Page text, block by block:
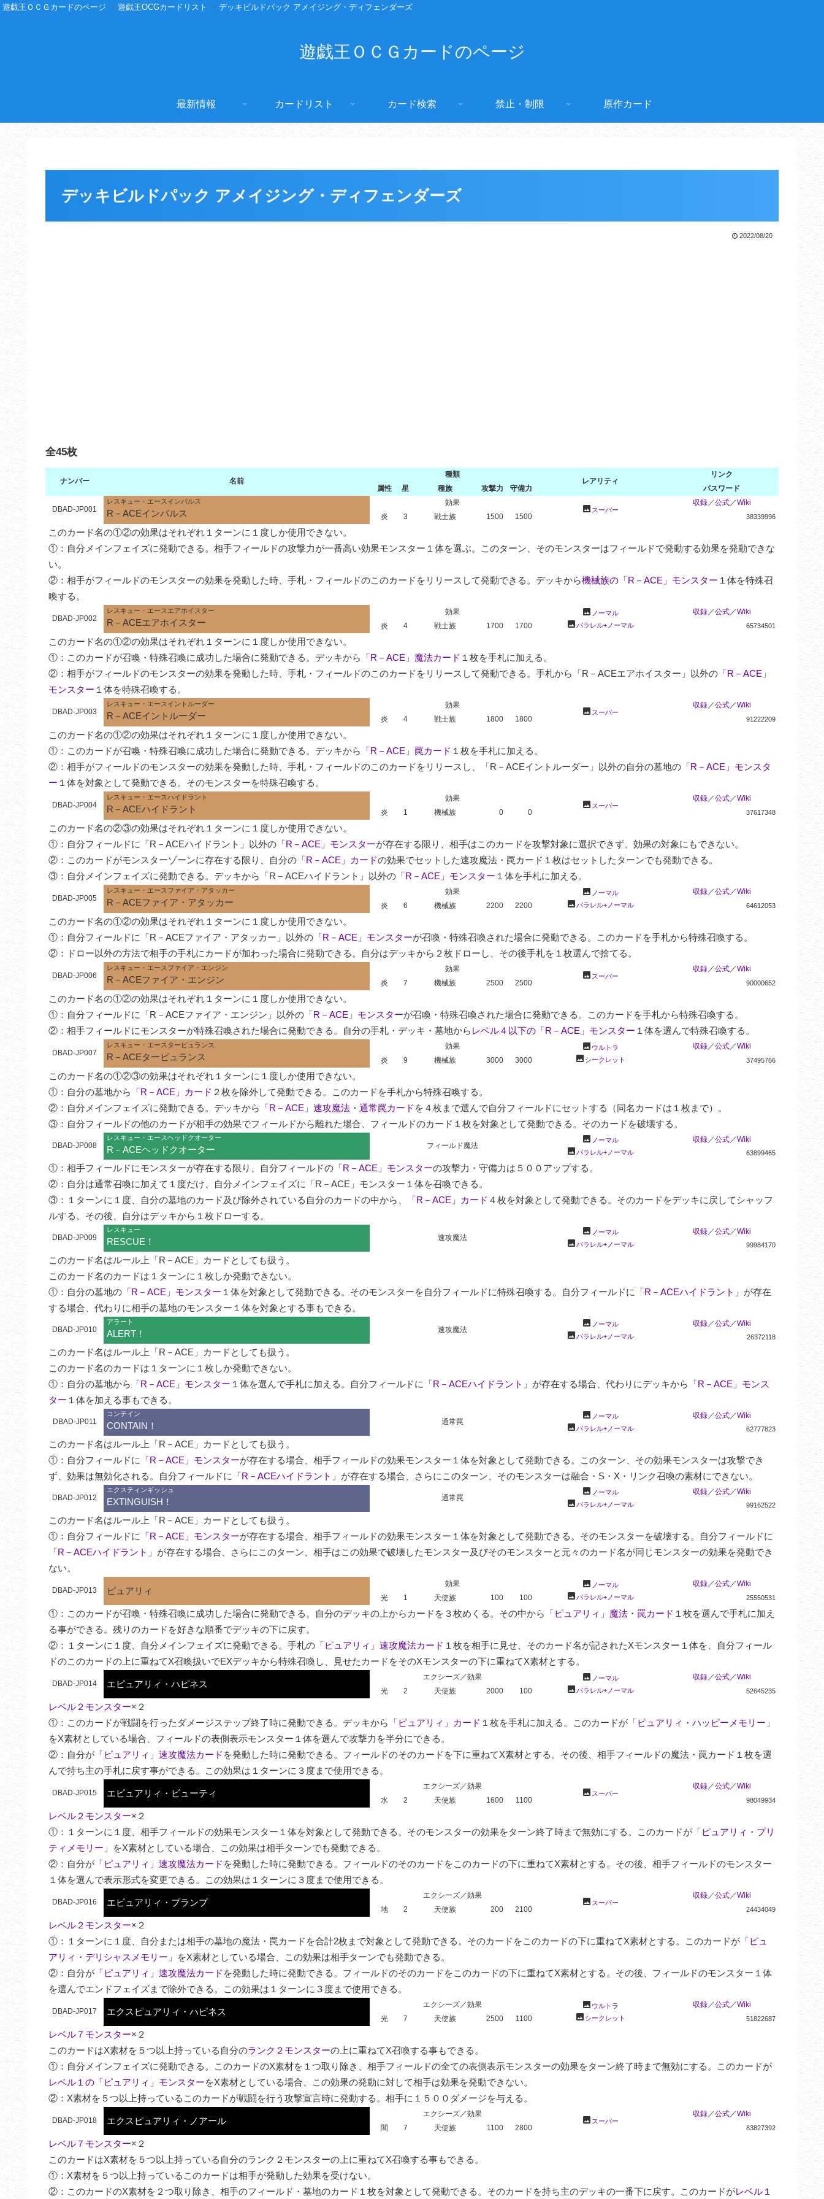
遊戯王ＯＣＧカードのページ 遊戯王OCGカードリスト デッキビルドパック アメイジング・ディフェンダーズ
遊戯王ＯＣＧカードのページ
最新情報 カードリスト カード検索 禁止・制限 原作カード
デッキビルドパック アメイジング・ディフェンダーズ
2022/08/20
全45枚
ナンバー 名前
種類
レアリティ
リンク
属性
星 種族 攻撃力 守備力 パスワード
DBAD-JP001
レスキュー・エースインパルス
R－ACEインパルス
効果
photo スーパー
収録／公式／Wiki
炎
3 戦士族 1500 1500 38339996
このカード名の①②の効果はそれぞれ１ターンに１度しか使用できない。
①：自分メインフェイズに発動できる。相手フィールドの攻撃力が一番高い効果モンスター１体を選ぶ。このターン、そのモンスターはフィールドで発動する効果を発動できな
い。
②：相手がフィールドのモンスターの効果を発動した時、手札・フィールドのこのカードをリリースして発動できる。デッキから機械族の「R－ACE」モンスター １体を特殊召
喚する。
DBAD-JP002
レスキュー・エースエアホイスター
R－ACEエアホイスター
効果 photo ノーマル
photo パラレル+ノーマル
収録／公式／Wiki
炎
4 戦士族 1700 1700 65734501
このカード名の①②の効果はそれぞれ１ターンに１度しか使用できない。
①：このカードが召喚・特殊召喚に成功した場合に発動できる。デッキから
「R－ACE」魔法カード １枚を手札に加える。
②：相手がフィールドのモンスターの効果を発動した時、手札・フィールドのこのカードをリリースして発動できる。手札から「R－ACEエアホイスター」以外の 「R－ACE」
モンスター １体を特殊召喚する。
DBAD-JP003
レスキュー・エースイントルーダー
R－ACEイントルーダー
効果
photo スーパー
収録／公式／Wiki
炎
4 戦士族 1800 1800 91222209
このカード名の①②の効果はそれぞれ１ターンに１度しか使用できない。
①：このカードが召喚・特殊召喚に成功した場合に発動できる。デッキから
「R－ACE」罠カード １枚を手札に加える。
②：相手がフィールドのモンスターの効果を発動した時、手札・フィールドのこのカードをリリースし、「R－ACEイントルーダー」以外の自分の墓地の 「R－ACE」モンスタ
ー １体を対象として発動できる。そのモンスターを特殊召喚する。
DBAD-JP004
レスキュー・エースハイドラント
R－ACEハイドラント
効果
photo スーパー
収録／公式／Wiki
炎
1 機械族 0 0 37617348
このカード名の②③の効果はそれぞれ１ターンに１度しか使用できない。
①：自分フィールドに「R－ACEハイドラント」以外の 「R－ACE」モンスターが存在する限り、相手はこのカードを攻撃対象に選択できず、効果の対象にもできない。
②：このカードがモンスターゾーンに存在する限り、自分の 「R－ACE」カードの効果でセットした速攻魔法・罠カード１枚はセットしたターンでも発動できる。
③：自分メインフェイズに発動できる。デッキから「R－ACEハイドラント」以外の 「R－ACE」モンスター １体を手札に加える。
DBAD-JP005
レスキュー・エースファイア・アタッカー
R－ACEファイア・アタッカー
効果 photo ノーマル
photo パラレル+ノーマル
収録／公式／Wiki
炎
6 機械族 2200 2200 64612053
このカード名の①②の効果はそれぞれ１ターンに１度しか使用できない。
①：自分フィールドに「R－ACEファイア・アタッカー」以外の 「R－ACE」モンスターが召喚・特殊召喚された場合に発動できる。このカードを手札から特殊召喚する。
②：ドロー以外の方法で相手の手札にカードが加わった場合に発動できる。自分はデッキから２枚ドローし、その後手札を１枚選んで捨てる。
DBAD-JP006
レスキュー・エースファイア・エンジン
R－ACEファイア・エンジン
効果
photo スーパー
収録／公式／Wiki
炎
7 機械族 2500 2500 90000652
このカード名の①②の効果はそれぞれ１ターンに１度しか使用できない。
①：自分フィールドに「R－ACEファイア・エンジン」以外の 「R－ACE」モンスターが召喚・特殊召喚された場合に発動できる。このカードを手札から特殊召喚する。
②：相手フィールドにモンスターが特殊召喚された場合に発動できる。自分の手札・デッキ・墓地から レベル４以下の「R－ACE」モンスター １体を選んで特殊召喚する。
DBAD-JP007
レスキュー・エースタービュランス
R－ACEタービュランス
効果 photo ウルトラ
photo シークレット
収録／公式／Wiki
炎
9 機械族 3000 3000 37495766
このカード名の①②③の効果はそれぞれ１ターンに１度しか使用できない。
①：自分の墓地から
「R－ACE」カード ２枚を除外して発動できる。このカードを手札から特殊召喚する。
②：自分メインフェイズに発動できる。デッキから
「R－ACE」速攻魔法・通常罠カード を４枚まで選んで自分フィールドにセットする（同名カードは１枚まで）。
③：自分フィールドの他のカードが相手の効果でフィールドから離れた場合、フィールドのカード１枚を対象として発動できる。そのカードを破壊する。
DBAD-JP008
レスキュー・エースヘッドクオーター
R－ACEヘッドクオーター フィールド魔法
photo ノーマル
photo パラレル+ノーマル
収録／公式／Wiki
63899465
①：相手フィールドにモンスターが存在する限り、自分フィールドの 「R－ACE」モンスターの攻撃力・守備力は５００アップする。
②：自分は通常召喚に加えて１度だけ、自分メインフェイズに「R－ACE」モンスター１体を召喚できる。
③：１ターンに１度、自分の墓地のカード及び除外されている自分のカードの中から、
「R－ACE」カード ４枚を対象として発動できる。そのカードをデッキに戻してシャッフ
ルする。その後、自分はデッキから１枚ドローする。
DBAD-JP009
レスキュー
RESCUE！ 速攻魔法
photo ノーマル
photo パラレル+ノーマル
収録／公式／Wiki
99984170
このカード名はルール上「R－ACE」カードとしても扱う。
このカード名のカードは１ターンに１枚しか発動できない。
①：自分の墓地の 「R－ACE」モンスター １体を対象として発動できる。そのモンスターを自分フィールドに特殊召喚する。自分フィールドに「 R－ACEハイドラント 」が存在
する場合、代わりに相手の墓地のモンスター１体を対象とする事もできる。
DBAD-JP010
アラート
ALERT！ 速攻魔法
photo ノーマル
photo パラレル+ノーマル
収録／公式／Wiki
26372118
このカード名はルール上「R－ACE」カードとしても扱う。
このカード名のカードは１ターンに１枚しか発動できない。
①：自分の墓地から
「R－ACE」モンスター １体を選んで手札に加える。自分フィールドに「 R－ACEハイドラント 」が存在する場合、代わりにデッキから
「R－ACE」モンス
ター １体を加える事もできる。
DBAD-JP011
コンテイン
CONTAIN！ 通常罠
photo ノーマル
photo パラレル+ノーマル
収録／公式／Wiki
62777823
このカード名はルール上「R－ACE」カードとしても扱う。
①：自分フィールドに
「R－ACE」モンスターが存在する場合、相手フィールドの効果モンスター１体を対象として発動できる。このターン、その効果モンスターは攻撃でき
ず、効果は無効化される。自分フィールドに「 R－ACEハイドラント 」が存在する場合、さらにこのターン、そのモンスターは融合・S・X・リンク召喚の素材にできない。
DBAD-JP012
エクスティンギッシュ
EXTINGUISH！ 通常罠
photo ノーマル
photo パラレル+ノーマル
収録／公式／Wiki
99162522
このカード名はルール上「R－ACE」カードとしても扱う。
①：自分フィールドに
「R－ACE」モンスターが存在する場合、相手フィールドの効果モンスター１体を対象として発動できる。そのモンスターを破壊する。自分フィールドに
「 R－ACEハイドラント 」が存在する場合、さらにこのターン、相手はこの効果で破壊したモンスター及びそのモンスターと元々のカード名が同じモンスターの効果を発動でき
ない。
DBAD-JP013 ピュアリィ
効果 photo ノーマル
photo パラレル+ノーマル
収録／公式／Wiki
光
1 天使族 100 100 25550531
①：このカードが召喚・特殊召喚に成功した場合に発動できる。自分のデッキの上からカードを３枚めくる。その中から 「ピュアリィ」魔法・罠カード １枚を選んで手札に加え
る事ができる。残りのカードを好きな順番でデッキの下に戻す。
②：１ターンに１度、自分メインフェイズに発動できる。手札の 「ピュアリィ」速攻魔法カード １枚を相手に見せ、そのカード名が記されたXモンスター１体を、自分フィール
ドのこのカードの上に重ねてX召喚扱いでEXデッキから特殊召喚し、見せたカードをそのXモンスターの下に重ねてX素材とする。
DBAD-JP014 エピュアリィ・ハピネス
エクシーズ／効果 photo ノーマル
photo パラレル+ノーマル
収録／公式／Wiki
光
2 天使族 2000 100 52645235
レベル２モンスター×２
①：このカードが戦闘を行ったダメージステップ終了時に発動できる。デッキから
「ピュアリィ」カード １枚を手札に加える。このカードが「 ピュアリィ・ハッピーメモリー 」
をX素材としている場合、フィールドの表側表示モンスター１体を選んで攻撃力を半分にできる。
②：自分が 「ピュアリィ」速攻魔法カード を発動した時に発動できる。フィールドのそのカードを下に重ねてX素材とする。その後、相手フィールドの魔法・罠カード１枚を選
んで持ち主の手札に戻す事ができる。この効果は１ターンに３度まで使用できる。
DBAD-JP015 エピュアリィ・ビューティ
エクシーズ／効果
photo スーパー
収録／公式／Wiki
水
2 天使族 1600 1100 98049934
レベル２モンスター×２
①：１ターンに１度、相手フィールドの効果モンスター１体を対象として発動できる。そのモンスターの効果をターン終了時まで無効にする。このカードが「 ピュアリィ・プリ
ティメモリー 」をX素材としている場合、この効果は相手ターンでも発動できる。
②：自分が 「ピュアリィ」速攻魔法カード を発動した時に発動できる。フィールドのそのカードをこのカードの下に重ねてX素材とする。その後、相手フィールドのモンスター
１体を選んで表示形式を変更できる。この効果は１ターンに３度まで使用できる。
DBAD-JP016 エピュアリィ・プランプ
エクシーズ／効果
photo スーパー
収録／公式／Wiki
地
2 天使族 200 2100 24434049
レベル２モンスター×２
①：１ターンに１度、自分または相手の墓地の魔法・罠カードを合計2枚まで対象として発動できる。そのカードをこのカードの下に重ねてX素材とする。このカードが「 ピュ
アリィ・デリシャスメモリー 」をX素材としている場合、この効果は相手ターンでも発動できる。
②：自分が 「ピュアリィ」速攻魔法カード を発動した時に発動できる。フィールドのそのカードをこのカードの下に重ねてX素材とする。その後、フィールドのモンスター１体
を選んでエンドフェイズまで除外できる。この効果は１ターンに３度まで使用できる。
DBAD-JP017 エクスピュアリィ・ハピネス
エクシーズ／効果 photo ウルトラ
photo シークレット
収録／公式／Wiki
光
7 天使族 2500 1100 51822687
レベル７モンスター×２
このカードはX素材を５つ以上持っている自分のランク２モンスターの上に重ねてX召喚する事もできる。
①：自分メインフェイズに発動できる。このカードのX素材を１つ取り除き、相手フィールドの全ての表側表示モンスターの効果をターン終了時まで無効にする。このカードが
レベル１の「ピュアリィ」モンスターをX素材としている場合、この効果の発動に対して相手は効果を発動できない。
②：X素材を５つ以上持っているこのカードが戦闘を行う攻撃宣言時に発動する。相手に１５００ダメージを与える。
DBAD-JP018 エクスピュアリィ・ノアール
エクシーズ／効果
photo スーパー
収録／公式／Wiki
闇
7 天使族 1100 2800 83827392
レベル７モンスター×２
このカードはX素材を５つ以上持っている自分のランク２モンスターの上に重ねてX召喚する事もできる。
①：X素材を５つ以上持っているこのカードは相手が発動した効果を受けない。
②：このカードのX素材を２つ取り除き、相手のフィールド・墓地のカード１枚を対象として発動できる。そのカードを持ち主のデッキの一番下に戻す。このカードがレベル１